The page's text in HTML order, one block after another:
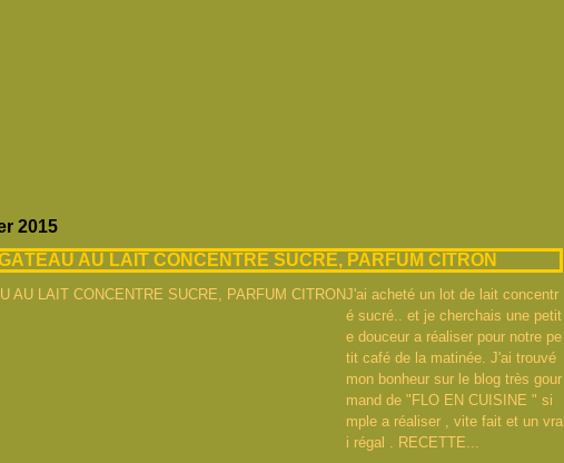
2015
AU LAIT CONCENTRE SUCRE, PARFUM CITRON
J'ai acheté un lot de lait concentr
é sucré.. et je cherchais une petit
e douceur a réaliser pour notre pe
tit café de la matinée. J'ai trouvé
mon bonheur sur le blog très gour
mand de "FLO EN CUISINE " si
mple a réaliser , vite fait et un vra
i régal . RECETTE...